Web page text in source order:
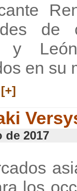
y
en su
de 2017
los